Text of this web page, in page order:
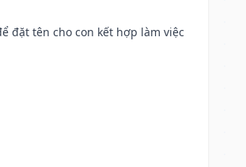
đặt tên cho con kết hợp làm việc